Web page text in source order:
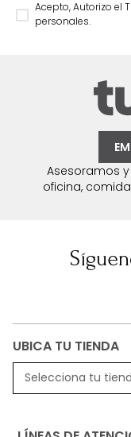
Acepto, Autorizo el
personales.
Asesoramos
oficina,
UBICA TU TIENDA
Selecciona tu